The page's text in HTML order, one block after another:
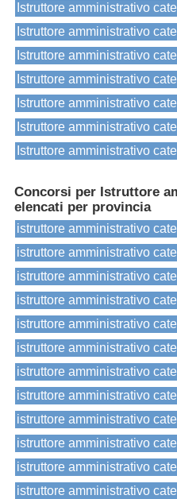
Istruttore amministrativo
Istruttore amministrativo
Istruttore amministrativo
Istruttore amministrativo
Istruttore amministrativo
Istruttore amministrativo
Istruttore amministrativo
Concorsi per Istruttore
elencati per provincia
istruttore amministrativo
istruttore amministrativo
istruttore amministrativo
istruttore amministrativo
istruttore amministrativo
istruttore amministrativo
istruttore amministrativo
istruttore amministrativo
istruttore amministrativo
istruttore amministrativo
istruttore amministrativo
istruttore amministrativo